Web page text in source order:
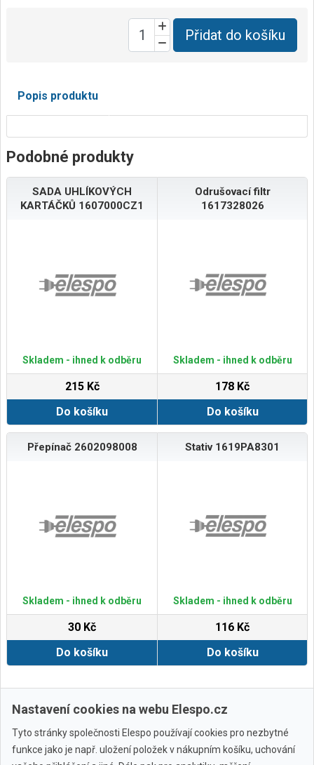
Přidat do košíku
Popis produktu
Podobné produkty
SADA UHLÍKOVÝCH
KARTÁČKŮ 1607000CZ1
Skladem - ihned k odběru
215 Kč
Do košíku
Odrušovací filtr
1617328026
Skladem - ihned k odběru
178 Kč
Do košíku
Přepínač 2602098008
Skladem - ihned k odběru
30 Kč
Do košíku
Stativ 1619PA8301
Skladem - ihned k odběru
116 Kč
Do košíku
Zobrazit další
Nastavení cookies na webu Elespo.cz
Tyto stránky společnosti Elespo používají cookies pro nezbytné
funkce jako je např. uložení položek v nákupním košíku, uchování